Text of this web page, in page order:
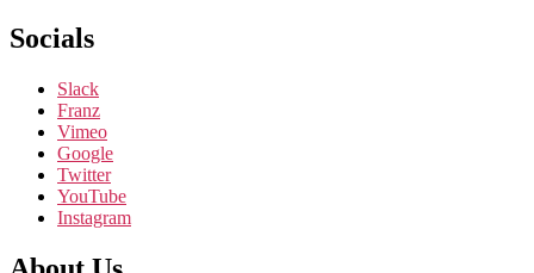
Socials
Slack
Franz
Vimeo
Google
Twitter
YouTube
Instagram